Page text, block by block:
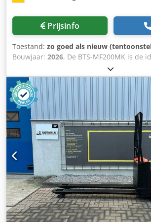
materiaal Extra opties Jaarlijks
Machinekleur volgens RAL PLC-besturing
noodstop met sleutel Extra perskamer
omsnoering Voeding 380 - 400 V (3 fasen)
dubbele kamer, balenpers, papierpers,
kartonpers, kartonpers, foliepers,
afvalpers, afvalpers, recycleerbare pers,
afvalpers, restafvalpers
Prijsinfo
Toestand: zo goed als nieuw
Bouwjaar: 2026, De BTS-MF200MK is de
meerkamerpers om uw losse karton- en
baal van maximaal 200 kg te persen. In
elkaar opgestelde perskamers kunnen
materialen worden verzameld en zodra
is, wordt de oprolbare perskop
wordt het materiaal geperst. Door deze
materialen te verdichten, realiseert u
tot 90%, bespaart u aanzienlijk op uw
en brengt u het materiaal op de juiste
recyclingcyclus. Perskracht: 16 ton
(afhankelijk van materiaal) Baalgrootte:
B x 800 D mm Machineafmetingen: 2506
D mm Machinegewicht: 1400 kg
mm Vulopening: 1100 B x 800 H mm
Perstijd: 34 seconden Motor: 2,2 kW 16